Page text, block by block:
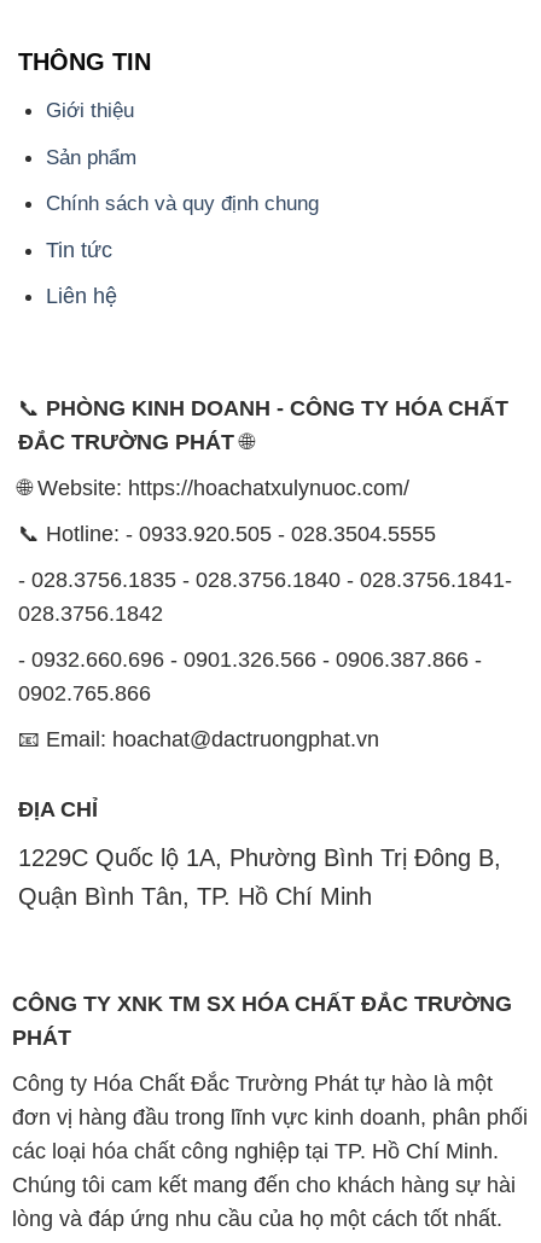
THÔNG TIN
Giới thiệu
Sản phẩm
Chính sách và quy định chung
Tin tức
Liên hệ
📞 PHÒNG KINH DOANH - CÔNG TY HÓA CHẤT
ĐẮC TRƯỜNG PHÁT🌐
🌐 Website: https://hoachatxulynuoc.com/
📞 Hotline: - 0933.920.505 - 028.3504.5555
- 028.3756.1835 - 028.3756.1840 - 028.3756.1841-
028.3756.1842
- 0932.660.696 - 0901.326.566 - 0906.387.866 -
0902.765.866
📧 Email: hoachat@dactruongphat.vn
ĐỊA CHỈ
1229C Quốc lộ 1A, Phường Bình Trị Đông B,
Quận Bình Tân, TP. Hồ Chí Minh
CÔNG TY XNK TM SX HÓA CHẤT ĐẮC TRƯỜNG
PHÁT
Công ty Hóa Chất Đắc Trường Phát tự hào là một
đơn vị hàng đầu trong lĩnh vực kinh doanh, phân phối
các loại hóa chất công nghiệp tại TP. Hồ Chí Minh.
Chúng tôi cam kết mang đến cho khách hàng sự hài
lòng và đáp ứng nhu cầu của họ một cách tốt nhất.